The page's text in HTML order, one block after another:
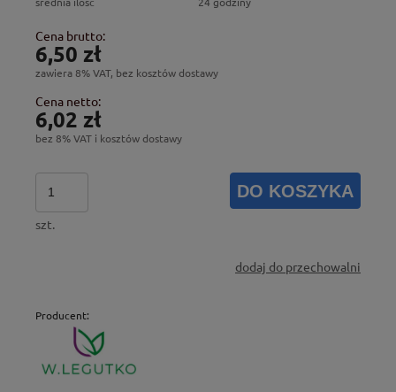
Cena brutto:
6,50 zł
zawiera 8% VAT, bez kosztów dostawy
Cena netto:
6,02 zł
bez 8% VAT i kosztów dostawy
szt.
DO KOSZYKA
dodaj do przechowalni
Producent: